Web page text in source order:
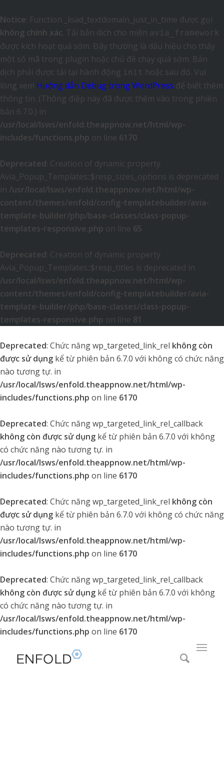
Notice: Function _load_textdomain_just_in_time được gọi
không chính xác. Tải bản dịch cho miền avia_framework
được kích hoạt quá sớm. Đây thường là dấu hiệu cho thấy
một số mã trong plugin hoặc chủ đề chạy quá sớm. Bản
dịch phải được tải tại hành động init hoặc sau đó. Vui
lòng xem Hướng dẫn Debug trong WordPress để biết thêm
thông tin. (Thông điệp này đã được thêm vào trong phiên
bản 6.7.0.) in
/usr/local/lsws/enfold.theappnow.net/html/wp-
includes/functions.php on line 6170
Deprecated: Creation of dynamic property
Avia_Popup_Templates::$resp_sizes_options is deprecated
in /usr/local/lsws/enfold.theappnow.net/html/wp-
content/themes/enfold/config-templatebuilder/avia-
template-builder/php/base-classes/class-popup-
templates-responsive.php on line 65
Deprecated: Creation of dynamic property
Avia_Popup_Templates::$resp_titles is deprecated in
/usr/local/lsws/enfold.theappnow.net/html/wp-
content/themes/enfold/config-templatebuilder/avia-
template-builder/php/base-classes/class-popup-
templates-responsive.php on line 81
Deprecated: Chức năng wp_targeted_link_rel không còn
được sử dụng kể từ phiên bản 6.7.0 với không có chức năng
nào tương tự. in
/usr/local/lsws/enfold.theappnow.net/html/wp-
includes/functions.php on line 6170
Deprecated: Chức năng wp_targeted_link_rel_callback
không còn được sử dụng kể từ phiên bản 6.7.0 với không
có chức năng nào tương tự. in
/usr/local/lsws/enfold.theappnow.net/html/wp-
includes/functions.php on line 6170
Deprecated: Chức năng wp_targeted_link_rel không còn
được sử dụng kể từ phiên bản 6.7.0 với không có chức năng
nào tương tự. in
/usr/local/lsws/enfold.theappnow.net/html/wp-
includes/functions.php on line 6170
Deprecated: Chức năng wp_targeted_link_rel_callback
không còn được sử dụng kể từ phiên bản 6.7.0 với không
có chức năng nào tương tự. in
/usr/local/lsws/enfold.theappnow.net/html/wp-
includes/functions.php on line 6170